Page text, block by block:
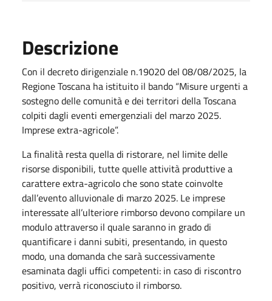
Descrizione
Con il decreto dirigenziale n.19020 del 08/08/2025, la
Regione Toscana ha istituito il bando “Misure urgenti a
sostegno delle comunità e dei territori della Toscana
colpiti dagli eventi emergenziali del marzo 2025.
Imprese extra-agricole”.
La finalità resta quella di ristorare, nel limite delle
risorse disponibili, tutte quelle attività produttive a
carattere extra-agricolo che sono state coinvolte
dall’evento alluvionale di marzo 2025. Le imprese
interessate all’ulteriore rimborso devono compilare un
modulo attraverso il quale saranno in grado di
quantificare i danni subiti, presentando, in questo
modo, una domanda che sarà successivamente
esaminata dagli uffici competenti: in caso di riscontro
positivo, verrà riconosciuto il rimborso.